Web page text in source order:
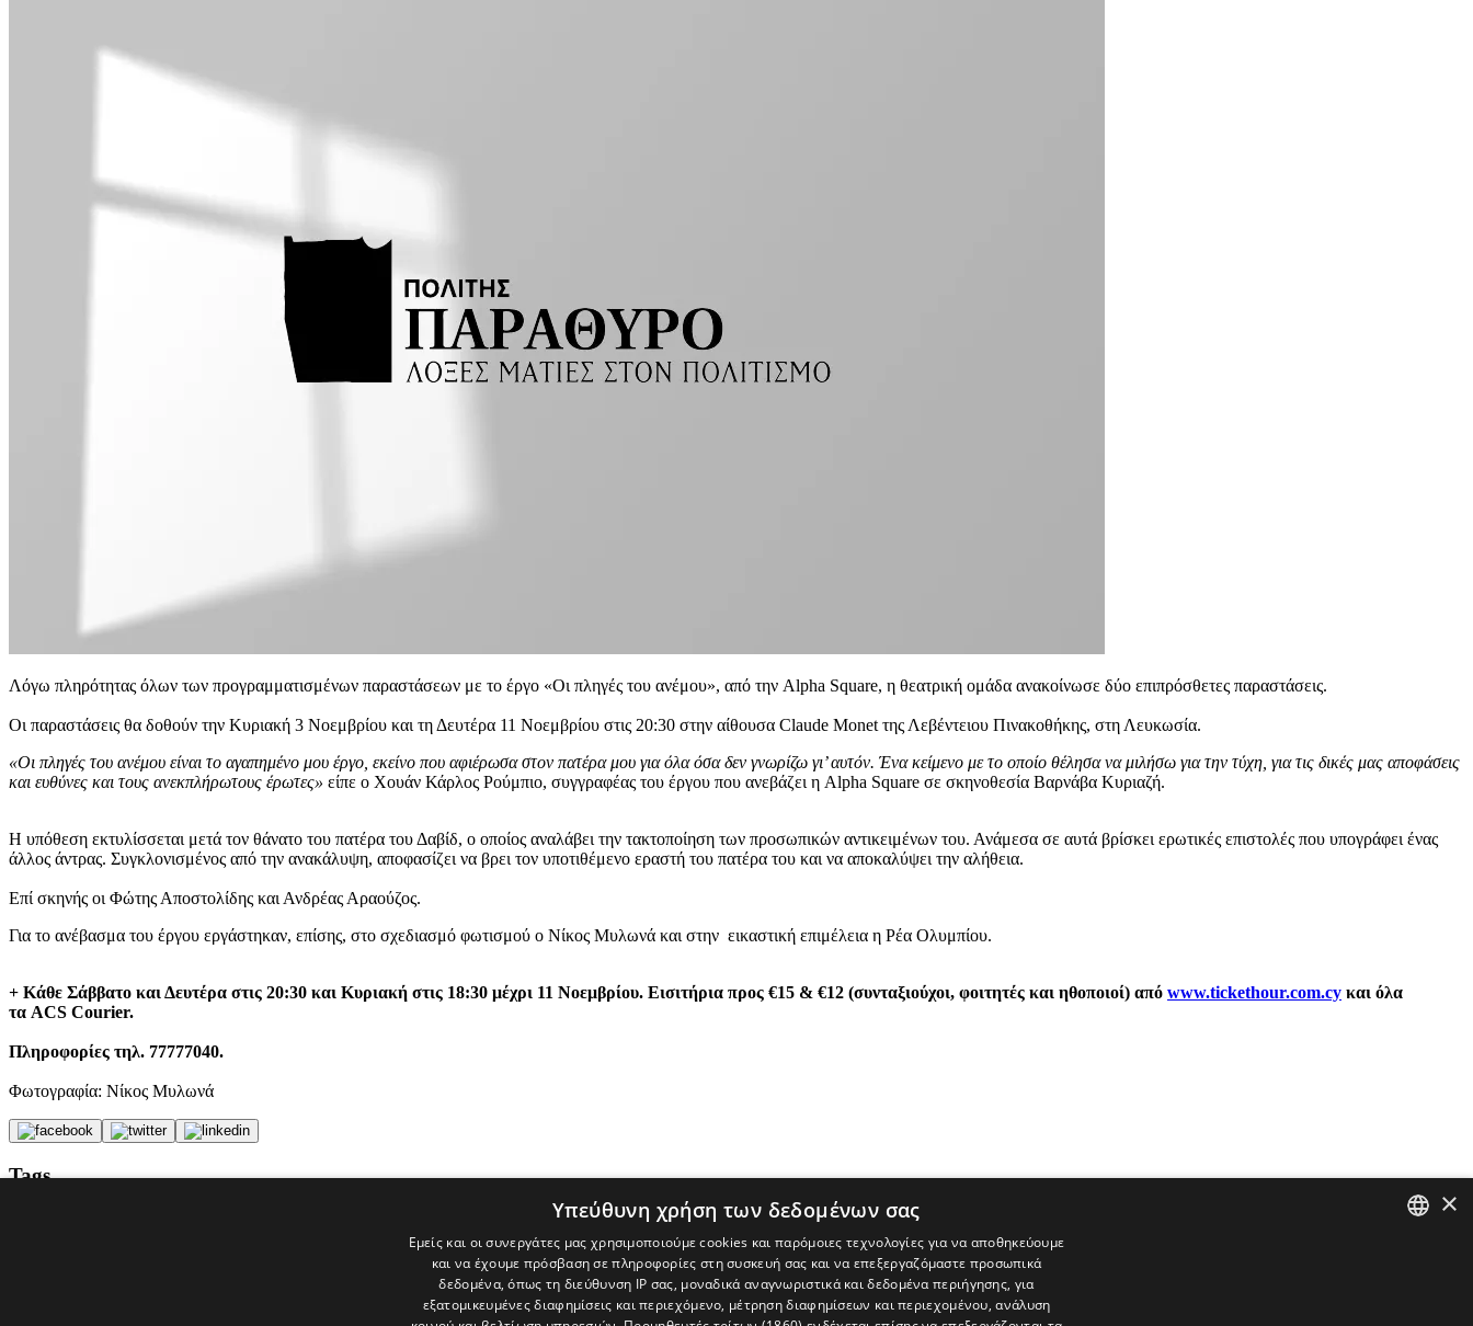
Λόγω πληρότητας όλων των προγραμματισμένων παραστάσεων με το έργο «Οι πληγές του ανέμου», από την Alpha Square, η θεατρική ομάδα ανακοίνωσε δύο επιπρόσθετες παραστάσεις.
Οι παραστάσεις θα δοθούν την Κυριακή 3 Νοεμβρίου και τη Δευτέρα 11 Νοεμβρίου στις 20:30 στην αίθουσα Claude Monet της Λεβέντειου Πινακοθήκης, στη Λευκωσία.
«Οι πληγές του ανέμου είναι το αγαπημένο μου έργο, εκείνο που αφιέρωσα στον πατέρα μου για όλα όσα δεν γνωρίζω γι’ αυτόν. Ένα κείμενο με το οποίο θέλησα να μιλήσω για την τύχη, για τις δικές μας αποφάσεις
και ευθύνες και τους ανεκπλήρωτους έρωτες» είπε ο Χουάν Κάρλος Ρούμπιο, συγγραφέας του έργου που ανεβάζει η Alpha Square σε σκηνοθεσία Βαρνάβα Κυριαζή.
Η υπόθεση εκτυλίσσεται μετά τον θάνατο του πατέρα του Δαβίδ, ο οποίος αναλάβει την τακτοποίηση των προσωπικών αντικειμένων του. Ανάμεσα σε αυτά βρίσκει ερωτικές επιστολές που υπογράφει ένας
άλλος άντρας. Συγκλονισμένος από την ανακάλυψη, αποφασίζει να βρει τον υποτιθέμενο εραστή του πατέρα του και να αποκαλύψει την αλήθεια.
Επί σκηνής οι Φώτης Αποστολίδης και Ανδρέας Αραούζος.
Για το ανέβασμα του έργου εργάστηκαν, επίσης, στο σχεδιασμό φωτισμού ο Νίκος Μυλωνά και στην εικαστική επιμέλεια η Ρέα Ολυμπίου.
+ Κάθε Σάββατο και Δευτέρα στις 20:30 και Κυριακή στις 18:30 μέχρι 11 Νοεμβρίου. Εισιτήρια προς €15 & €12 (συνταξιούχοι, φοιτητές και ηθοποιοί) από www.tickethour.com.cy και όλα
τα ACS Courier.
Πληροφορίες τηλ. 77777040.
Φωτογραφία: Νίκος Μυλωνά
Tags
×
Υπεύθυνη χρήση των δεδομένων σας
Εμείς και οι συνεργάτες μας χρησιμοποιούμε cookies και παρόμοιες τεχνολογίες για να αποθηκεύουμε
και να έχουμε πρόσβαση σε πληροφορίες στη συσκευή σας και να επεξεργαζόμαστε προσωπικά
δεδομένα, όπως τη διεύθυνση IP σας, μοναδικά αναγνωριστικά και δεδομένα περιήγησης, για
εξατομικευμένες διαφημίσεις και περιεχόμενο, μέτρηση διαφημίσεων και περιεχομένου, ανάλυση